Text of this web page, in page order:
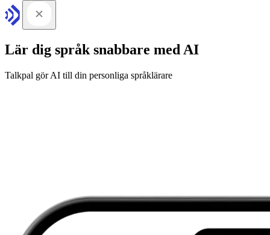
Lär dig språk snabbare med AI
Talkpal gör AI till din personliga språklärare